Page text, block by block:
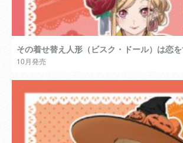
その着せ替え人形（ビスク・ドール）は恋
10月発売